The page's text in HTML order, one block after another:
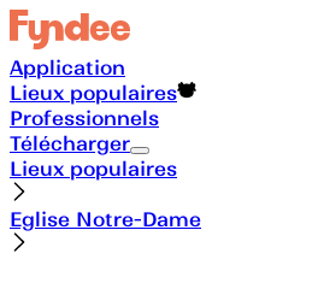
Application
Lieux populaires
Professionnels
Télécharger
Lieux populaires
Eglise Notre-Dame